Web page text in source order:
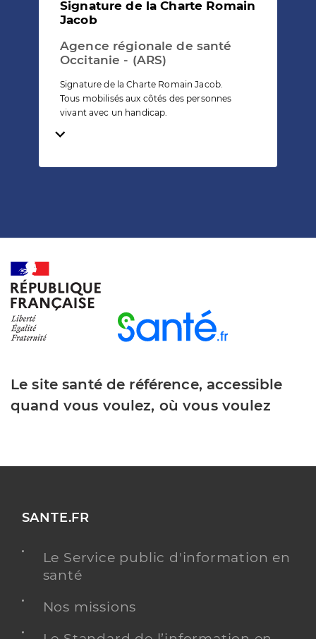
Signature de la Charte Romain
Jacob
Agence régionale de santé
Occitanie - (ARS)
Signature de la Charte Romain Jacob.
Tous mobilisés aux côtés des personnes
vivant avec un handicap.
Temps de lecture
Le site santé de référence, accessible
quand vous voulez, où vous voulez
SANTE.FR
Le Service public d'information en
santé
Nos missions